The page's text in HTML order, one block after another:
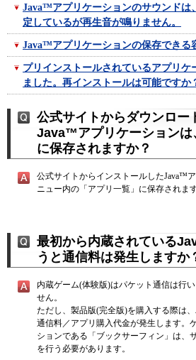
Java™アプリケーションのサウンドは
定しているが再生音が鳴りません。
Java™アプリケーションの保存できる
プリインストールされているアプリケ
ました。再インストールは可能ですか
公式サイトからダウンロー
Java™アプリケーションは
に保存されますか？
公式サイトからインストールしたJava™
ニュー内の「アプリ一覧」に保存されます
最初から内蔵されている
うと通信料は発生しますか
内蔵ゲーム(体験版)はパケット通信は行
せん。
ただし、製品版(完全版)を購入する際は
通信料／アプリ購入代金が発生します。
ションである「ブックサーフィン」は、
を行う必要があります。